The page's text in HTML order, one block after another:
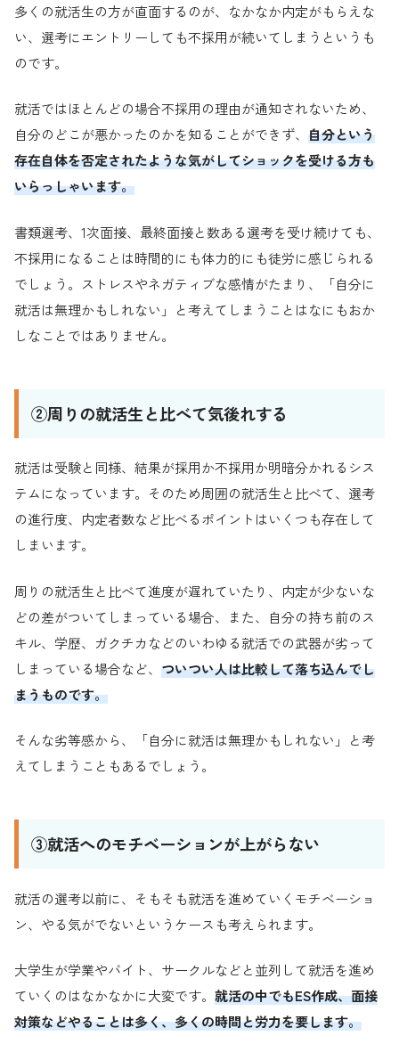
多くの就活生の方が直面するのが、なかなか内定がもらえな
い、選考にエントリーしても不採用が続いてしまうというも
のです。
就活ではほとんどの場合不採用の理由が通知されないため、
自分のどこが悪かったのかを知ることができず、 自分という
存在自体を否定されたような気がしてショックを受ける方も
いらっしゃいます。
書類選考、1次面接、最終面接と数ある選考を受け続けても、
不採用になることは時間的にも体力的にも徒労に感じられる
でしょう。ストレスやネガティブな感情がたまり、「自分に
就活は無理かもしれない」と考えてしまうことはなにもおか
しなことではありません。
②周りの就活生と比べて気後れする
就活は受験と同様、結果が採用か不採用か明暗分かれるシス
テムになっています。そのため周囲の就活生と比べて、選考
の進行度、内定者数など比べるポイントはいくつも存在して
しまいます。
周りの就活生と比べて進度が遅れていたり、内定が少ないな
どの差がついてしまっている場合、また、自分の持ち前のス
キル、学歴、ガクチカなどのいわゆる就活での武器が劣って
しまっている場合など、 ついつい人は比較して落ち込んでし
まうものです。
そんな劣等感から、「自分に就活は無理かもしれない」と考
えてしまうこともあるでしょう。
③就活へのモチベーションが上がらない
就活の選考以前に、そもそも就活を進めていくモチベーショ
ン、やる気がでないというケースも考えられます。
大学生が学業やバイト、サークルなどと並列して就活を進め
ていくのはなかなかに大変です。 就活の中でもES作成、面接
対策などやることは多く、多くの時間と労力を要します。